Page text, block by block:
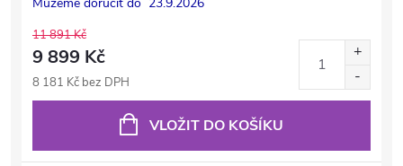
11 891 Kč
9 899 Kč
8 181 Kč bez DPH
VLOŽIT DO KOŠÍKU